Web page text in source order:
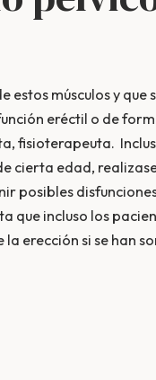
estos músculos y que
eréctil o de
fisioterapeuta.
cierta edad,
posibles
que incluso los
erección si se han